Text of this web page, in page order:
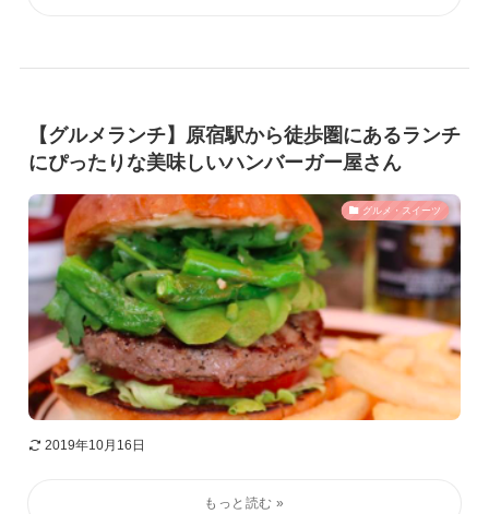
【グルメランチ】原宿駅から徒歩圏にあるランチ
にぴったりな美味しいハンバーガー屋さん
グルメ・スイーツ
2019年10月16日